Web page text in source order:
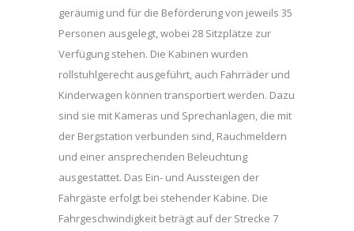
geräumig und für die Beförderung von jeweils 35
Personen ausgelegt, wobei 28 Sitzplätze zur
Verfügung stehen. Die Kabinen wurden
rollstuhlgerecht ausgeführt, auch Fahrräder und
Kinderwagen können transportiert werden. Dazu
sind sie mit Kameras und Sprechanlagen, die mit
der Bergstation verbunden sind, Rauchmeldern
und einer ansprechenden Beleuchtung
ausgestattet. Das Ein- und Aussteigen der
Fahrgäste erfolgt bei stehender Kabine. Die
Fahrgeschwindigkeit beträgt auf der Strecke 7